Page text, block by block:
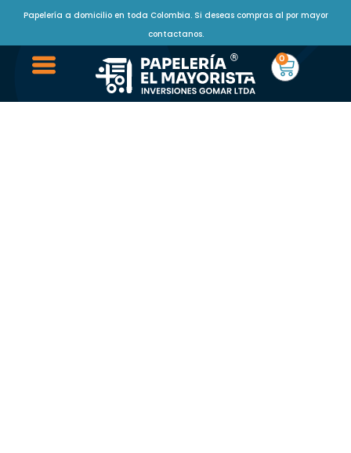
Papelería a domicilio en toda Colombia. Si deseas compras al por mayor
contactanos.
0